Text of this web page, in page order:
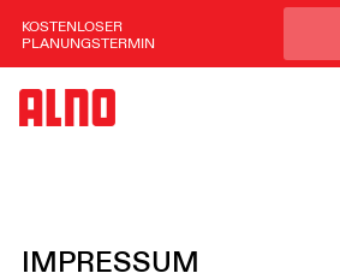
KOSTENLOSER
PLANUNGSTERMIN
IMPRESSUM